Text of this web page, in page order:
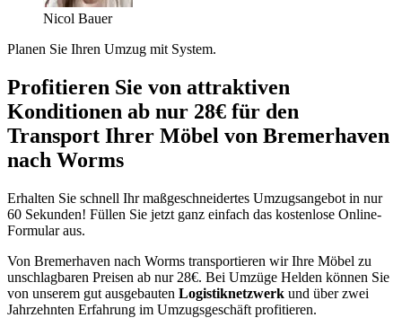
Nicol Bauer
Planen Sie Ihren Umzug mit System.
Profitieren Sie von attraktiven
Konditionen ab nur 28€ für den
Transport Ihrer Möbel von Bremerhaven
nach Worms
Erhalten Sie schnell Ihr maßgeschneidertes Umzugsangebot in nur
60 Sekunden! Füllen Sie jetzt ganz einfach das kostenlose Online-
Formular aus.
Von Bremerhaven nach Worms transportieren wir Ihre Möbel zu
unschlagbaren Preisen ab nur 28€. Bei Umzüge Helden können Sie
von unserem gut ausgebauten Logistiknetzwerk und über zwei
Jahrzehnten Erfahrung im Umzugsgeschäft profitieren.